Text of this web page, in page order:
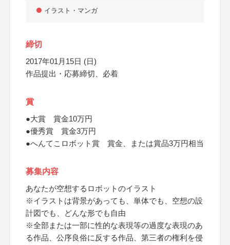
イラスト・マンガ
締切
2017年01月15日 (日)
作品提出・応募締切、必着
賞
●大賞 賞金10万円
●優秀賞 賞金3万円
●へんてこロボット賞 賞金、または賞品3万円相当
募集内容
あなたが空想するロボットのイラスト
※イラストは背景があっても、単体でも、空想の設
計図でも、どんな形でも自由
※全部または一部に性的な表現等の過度な表現のあ
る作品、公序良俗に反する作品、第三者の権利を侵